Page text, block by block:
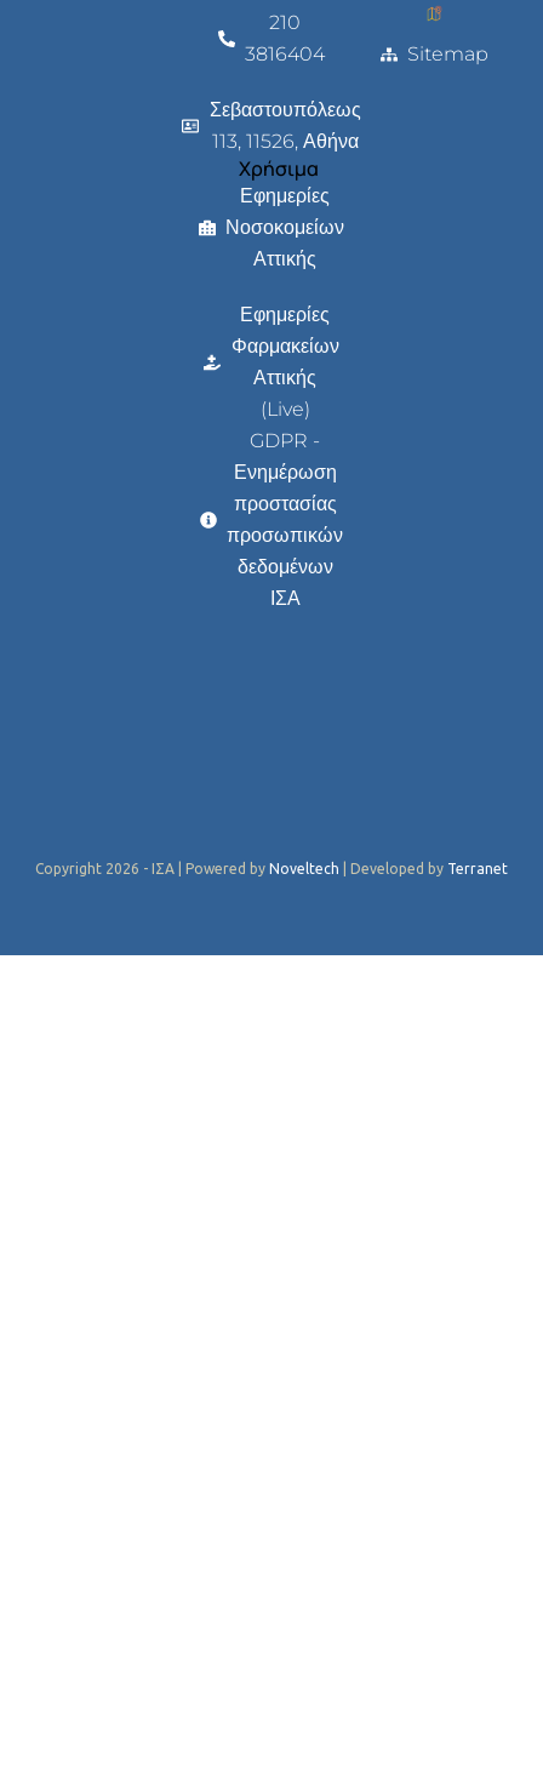
210
3816404
Σεβαστουπόλεως
113, 11526, Αθήνα
Χρήσιμα
Εφημερίες
Νοσοκομείων
Αττικής
Εφημερίες
Φαρμακείων
Αττικής
(Live)
GDPR -
Ενημέρωση
προστασίας
προσωπικών
δεδομένων
ΙΣΑ
Sitemap
Copyright 2026 - ΙΣΑ | Powered by Noveltech | Developed by Terranet